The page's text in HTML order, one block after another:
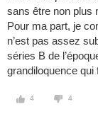
sans être non plus
Pour ma part, je
n’est pas assez
séries B de
grandiloquence
4 4